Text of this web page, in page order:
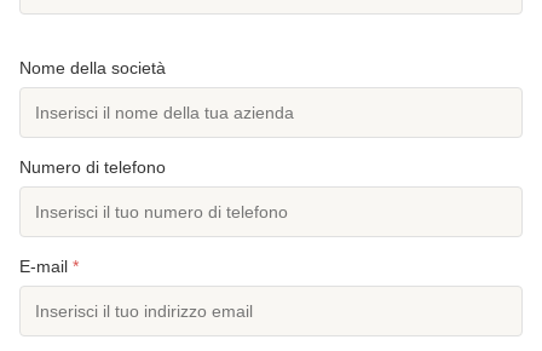
Nome della società
Numero di telefono
E-mail *